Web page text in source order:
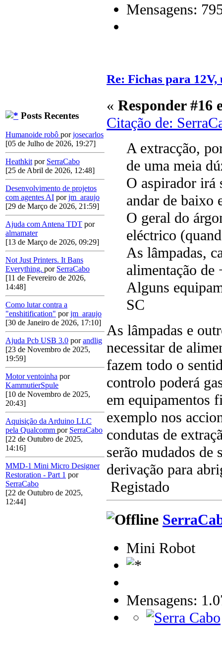
Posts Recentes
Humanoide robô porjosecarlos
[05 de Julho de 2026, 19:27]
Heathkit por SerraCabo
[25 de Abril de 2026, 12:48]
Desenvolvimento de projetos
com agentes AI porjm_araujo
[29 de Março de 2026, 21:59]
Ajuda com Antena TDT por
almamater
[13 de Março de 2026, 09:29]
Not Just Printers. It Bans
Everything. por SerraCabo
[11 de Fevereiro de 2026,
14:48]
Como lutar contra a
"enshitification" porjm_araujo
[30 de Janeiro de 2026, 17:10]
Ajuda Pcb USB 3.0 porandlig
[23 de Novembro de 2025,
19:59]
Motor ventoinha por
KammutierSpule
[10 de Novembro de 2025,
20:43]
Aquisição da Arduino LLC
pela Qualcomm por SerraCabo
[22 de Outubro de 2025,
14:16]
MMD-1 Mini Micro Designer
Restoration - Part 1 por
SerraCabo
[22 de Outubro de 2025,
12:44]
Mensagens:
Re: Fichas para 12V,
« Responder #16
Citação de:
A extracção,
de uma meia
O aspirador irá
andar de baixo
O geral do
eléctrico
As lâmpadas,
alimentação de
Alguns
SC
As lâmpadas e
necessitar de
fazem todo o
controlo poderá
em equipamentos
exemplo nos
condutas de
serão mudados de
derivação para
Registado
Mini Robot
Mensagens: